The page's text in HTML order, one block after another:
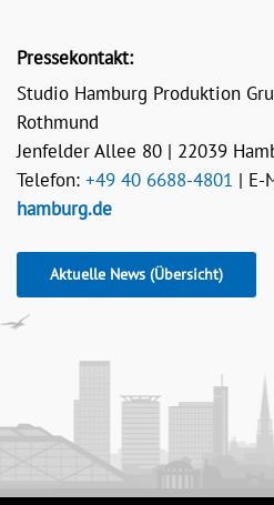
Pressekontakt:
Studio Hamburg Produktion
Rothmund
Jenfelder Allee 80 | 22039
Telefon: +49 40 6688-4801 | E-
hamburg.de
Aktuelle News (Übersicht)